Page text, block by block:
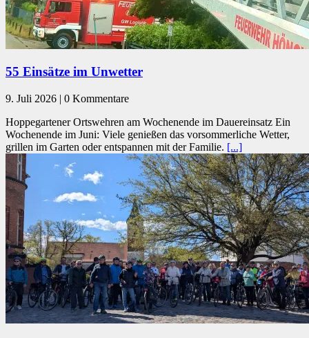
​55 Einsätze im Unwetter
9. Juli 2026 | 0 Kommentare
Hoppegartener Ortswehren am Wochenende im Dauereinsatz Ein
Wochenende im Juni: Viele genießen das vorsommerliche Wetter,
grillen im Garten oder entspannen mit der Familie. [...]